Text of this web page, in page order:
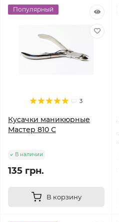
Популярный
3
Кусачки маникюрные
Мастер 810 С
В наличии
135 грн.
В корзину